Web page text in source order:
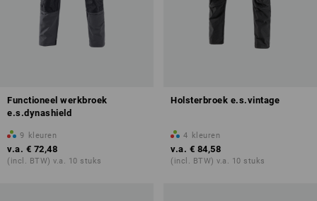
Functioneel werkbroek
e.s.dynashield
9 kleuren
v.a. € 72,48
(incl. BTW) v.a. 10 stuks
Holsterbroek e.s.vintage
4 kleuren
v.a. € 84,58
(incl. BTW) v.a. 10 stuks